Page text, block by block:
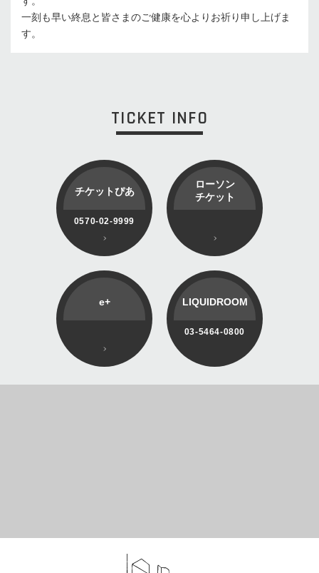
一刻も早い終息と皆さまのご健康を心よりお祈り申し上げま
す。
TICKET INFO
チケットぴあ
0570-02-9999
ローソン
チケット
e+ LIQUIDROOM
03-5464-0800